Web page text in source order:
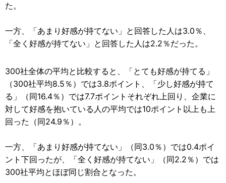
た。
一方、「あまり好感が持てない」と回答した人は3.0％、
「全く好感が持てない」と回答した人は2.2％だった。
300社全体の平均と比較すると、「とても好感が持てる」
（300社平均8.5％）では3.8ポイント、「少し好感が持て
る」（同16.4％）では7.7ポイントそれぞれ上回り、企業に
対して好感を抱いている人の平均では10ポイント以上も上
回った（同24.9％）。
一方、「あまり好感が持てない」（同3.0％）では0.4ポイ
ント下回ったが、「全く好感が持てない」（同2.2％）では
300社平均とほぼ同じ割合となった。